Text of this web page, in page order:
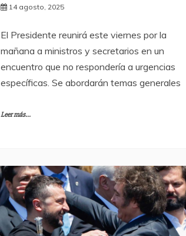
14 agosto, 2025
El Presidente reunirá este viernes por la
mañana a ministros y secretarios en un
encuentro que no respondería a urgencias
específicas. Se abordarán temas generales
Leer más...